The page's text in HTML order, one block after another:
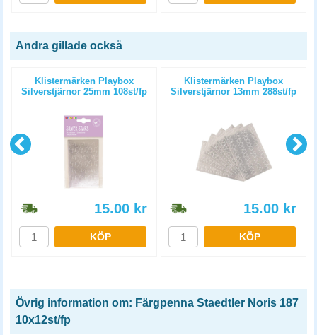
Andra gillade också
Klistermärken Playbox
Silverstjärnor 25mm 108st/fp
15.00 kr
KÖP
Klistermärken Playbox
Silverstjärnor 13mm 288st/fp
15.00 kr
KÖP
Övrig information om: Färgpenna Staedtler Noris 187
10x12st/fp